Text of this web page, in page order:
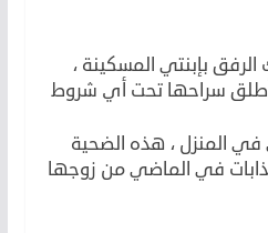
بإبنتي المسكينة ،
أطلق سراحها تحت أي شروط
المنزل ، هذه الضحية
في الماضي من زوجها